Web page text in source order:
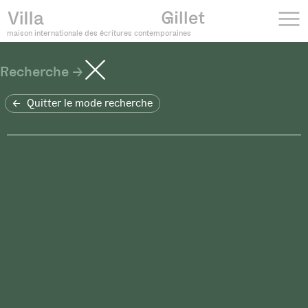
maison internationale des écritures contemporaines
Recherche
Quitter le mode recherche